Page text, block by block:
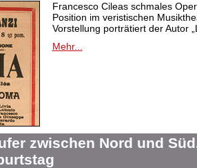
Francesco Cileas schmales
Position im veristischen
Vorstellung porträtiert der Autor
Mehr...
zwischen Nord und